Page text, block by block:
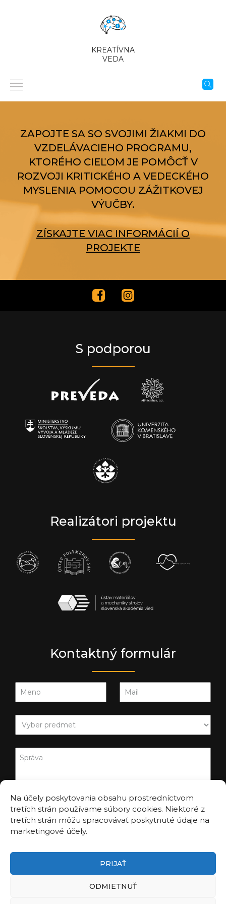
Na účely poskytovania obsahu prostredníctvom
tretích strán používame súbory cookies. Niektoré z
tretích strán môžu spracovávať poskytnuté údaje na
marketingové účely.
PRIJAŤ
ODMIETNUŤ
KREATÍVNA
VEDA
ZAPOJTE SA SO SVOJIMI ŽIAKMI DO
VZDELÁVACIEHO PROGRAMU,
KTORÉHO CIEĽOM JE POMÔCŤ V
ROZVOJI KRITICKÉHO A VEDECKÉHO
MYSLENIA POMOCOU ZÁŽITKOVEJ
VÝUČBY.
ZÍSKAJTE VIAC INFORMÁCIÍ O
PROJEKTE
S podporou
Realizátori projektu
Kontaktný formulár